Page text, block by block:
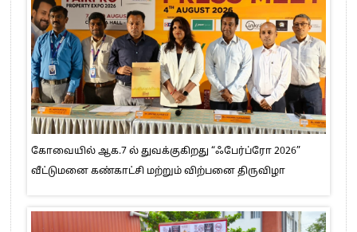
கோவையில் ஆக.7 ல் துவக்குகிறது “ஃபேர்ப்ரோ 2026”
வீட்டுமனை கண்காட்சி மற்றும் விற்பனை திருவிழா